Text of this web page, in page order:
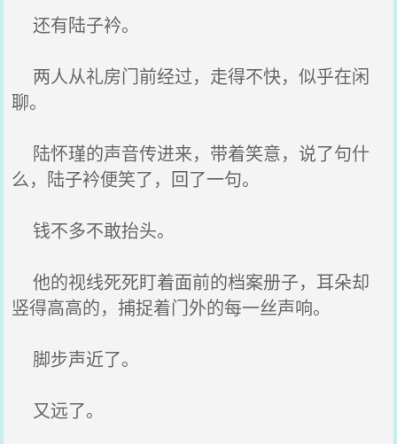
还有陆子衿。
两人从礼房门前经过，走得不快，似乎在闲
聊。
陆怀瑾的声音传进来，带着笑意，说了句什
么，陆子衿便笑了，回了一句。
钱不多不敢抬头。
他的视线死死盯着面前的档案册子，耳朵却
竖得高高的，捕捉着门外的每一丝声响。
脚步声近了。
又远了。